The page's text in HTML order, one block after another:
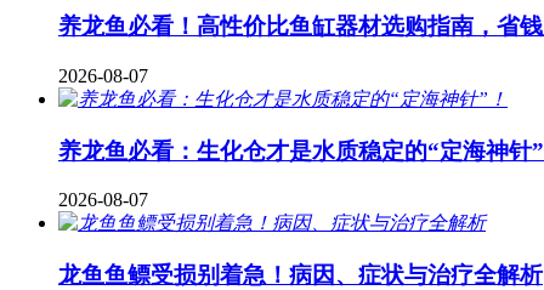
养龙鱼必看！高性价比鱼缸器材选购指南，省
2026-08-07
养龙鱼必看：生化仓才是水质稳定的“定海神针”
2026-08-07
龙鱼鱼鳔受损别着急！病因、症状与治疗全解析